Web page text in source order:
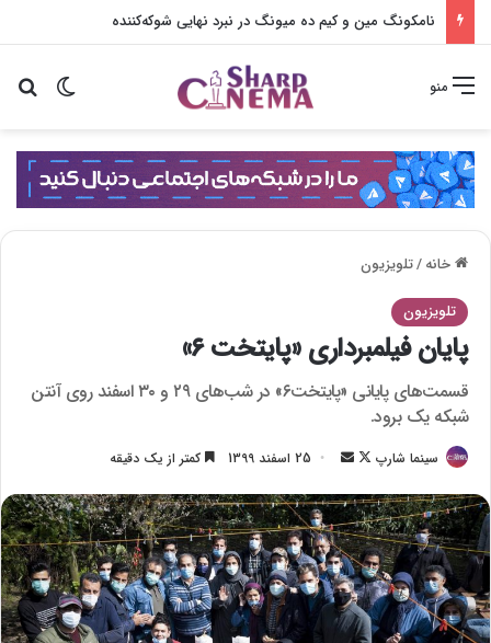
نامکونگ مین و کیم ده میونگ در نبرد نهایی شوکه‌کننده
تغییر منو
خانه/تلویزیون
تلویزیون
پایان فیلمبرداری «پایتخت ۶»
قسمت‌های پایانی «پایتخت۶» در شب‌های ۲۹ و ۳۰ اسفند روی آنتن
شبکه‌ یک برود.
سینما شارپ
F
l
l
o
w
o
س
ا
ل
ا
ی
25 اسفند 1399 کمتر از یک دقیقه